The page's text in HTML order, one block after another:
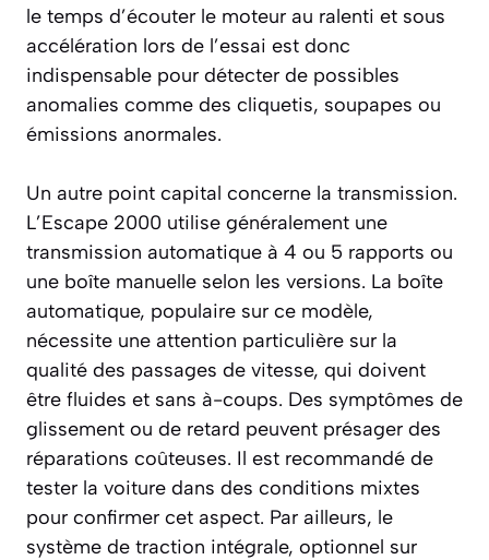
le temps d’écouter le moteur au ralenti et sous
accélération lors de l’essai est donc
indispensable pour détecter de possibles
anomalies comme des cliquetis, soupapes ou
émissions anormales.
Un autre point capital concerne la transmission.
L’Escape 2000 utilise généralement une
transmission automatique à 4 ou 5 rapports ou
une boîte manuelle selon les versions. La boîte
automatique, populaire sur ce modèle,
nécessite une attention particulière sur la
qualité des passages de vitesse, qui doivent
être fluides et sans à-coups. Des symptômes de
glissement ou de retard peuvent présager des
réparations coûteuses. Il est recommandé de
tester la voiture dans des conditions mixtes
pour confirmer cet aspect. Par ailleurs, le
système de traction intégrale, optionnel sur